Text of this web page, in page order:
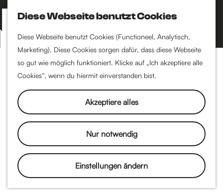
Diese Webseite benutzt Cookies
Diese Webseite benutzt Cookies (Functioneel, Analytisch,
Marketing). Diese Cookies sorgen dafür, dass diese Webseite
so gut wie möglich funktioniert. Klicke auf „Ich akzeptiere alle
Cookies“, wenn du hiermit einverstanden bist.
Akzeptiere alles
Nur notwendig
Einstellungen ändern
S
u
c
h
e
M
e
n
Kultur
Literatur
Filmkunst
Museen & Kunst
Bühnen
Musik
Festivals
Essen & Trinken
Restaurants
Mittagessen
Frühstücken
Kaffee
High tea